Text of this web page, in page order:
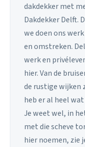
dakdekker met
Dakdekker Delft.
we doen ons
en omstreken.
werk en
hier. Van de
de rustige wijken
heb er al heel
Je weet wel, in
met die scheve
hier noemen, zie